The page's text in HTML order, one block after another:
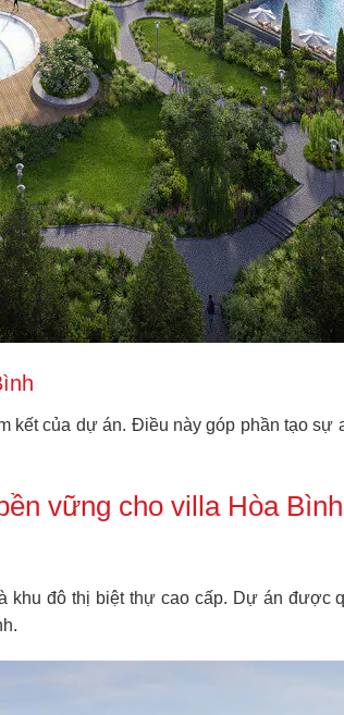
kết của dự án. Điều này góp phần tạo sự
vững cho villa Hòa Bình
khu đô thị biệt thự cao cấp. Dự án được